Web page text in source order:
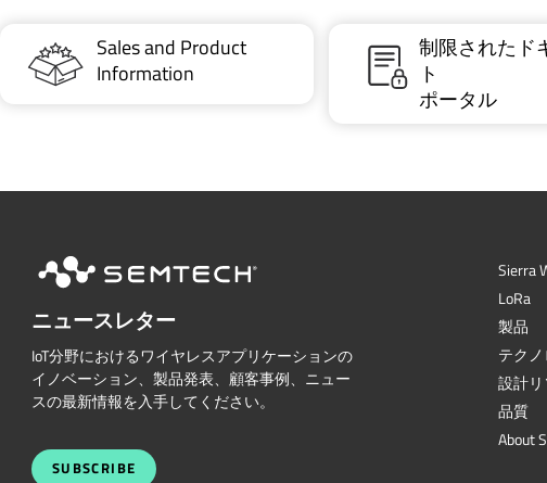
Sales and Product
Information
制限されたド
ト
ポータル
ニュースレター
IoT分野におけるワイヤレスアプリケーションの
イノベーション、製品発表、顧客事例、ニュー
スの最新情報を入手してください。
SUBSCRIBE
Sierra
LoRa
製品
テク
設計
品質
About